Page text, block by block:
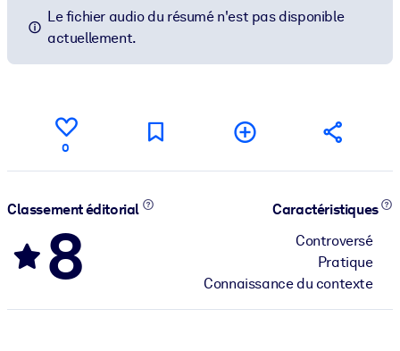
Le fichier audio du résumé n'est pas disponible
actuellement.
0
Classement éditorial
8
Caractéristiques
Controversé
Pratique
Connaissance du contexte